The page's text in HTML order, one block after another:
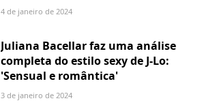
4 de janeiro de 2024
Juliana Bacellar faz uma análise
completa do estilo sexy de J-Lo:
'Sensual e romântica'
3 de janeiro de 2024